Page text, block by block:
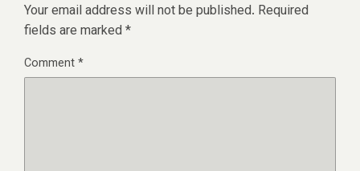
Your email address will not be published. Required
fields are marked *
Comment*